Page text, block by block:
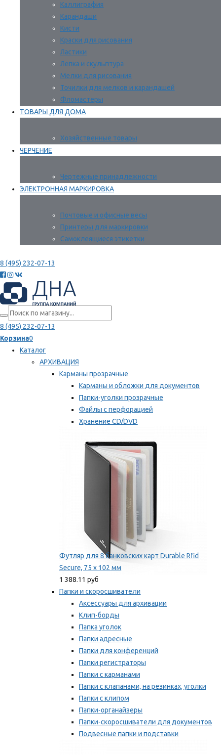
Каллиграфия
Карандаши
Кисти
Краски для рисования
Ластики
Лепка и скульптура
Мелки для рисования
Точилки для мелков и карандашей
Фломастеры
ТОВАРЫ ДЛЯ ДОМА
Хозяйственные товары
ЧЕРЧЕНИЕ
Чертежные принадлежности
ЭЛЕКТРОННАЯ МАРКИРОВКА
Почтовые и офисные весы
Принтеры для маркировки
Самоклеящиеся этикетки
8 (495) 232-07-13
8 (495) 232-07-13
Корзина0
Каталог
АРХИВАЦИЯ
Карманы прозрачные
Карманы и обложки для документов
Папки-уголки прозрачные
Файлы с перфорацией
Хранение CD/DVD
Мы рекомендуем
Футляр для 8 банковских карт Durable Rfid
Secure, 75 х 102 мм
1 388.11 руб
Папки и скоросшиватели
Аксессуары для архивации
Клип-борды
Папка уголок
Папки адресные
Папки для конференций
Папки регистраторы
Папки с карманами
Папки с клапанами, на резинках, уголки
Папки с клипом
Папки-органайзеры
Папки-скоросшиватели для документов
Подвесные папки и подставки